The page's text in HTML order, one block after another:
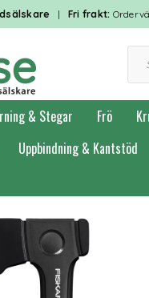
| Fri frakt:
& Stegar Frö
Uppbindning & Kantstöd